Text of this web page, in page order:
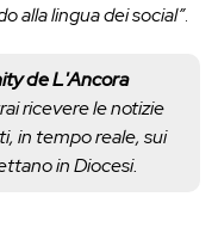
alla lingua dei social”.
de L'Ancora
ricevere le notizie
in tempo reale, sui
in Diocesi.